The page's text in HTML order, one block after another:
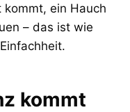
ein Hauch
– das ist wie
kommt